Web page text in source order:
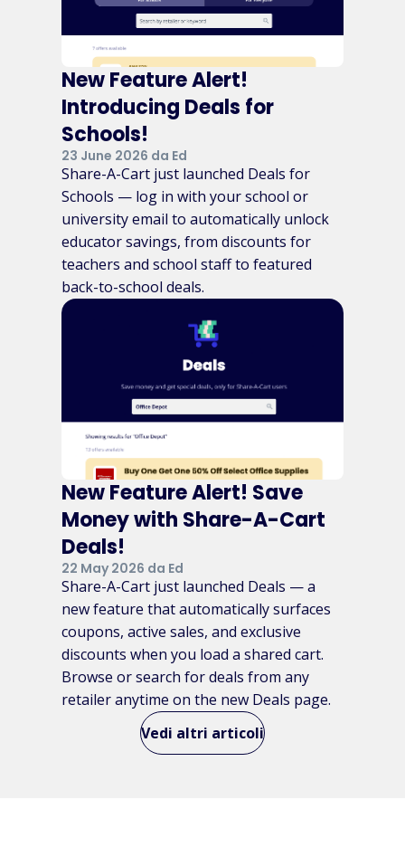
New Feature Alert!
Introducing Deals for
Schools!
23 June 2026 da Ed
Share-A-Cart just launched Deals for
Schools — log in with your school or
university email to automatically unlock
educator savings, from discounts for
teachers and school staff to featured
back-to-school deals.
New Feature Alert! Save
Money with Share-A-Cart
Deals!
22 May 2026 da Ed
Share-A-Cart just launched Deals — a
new feature that automatically surfaces
coupons, active sales, and exclusive
discounts when you load a shared cart.
Browse or search for deals from any
retailer anytime on the new Deals page.
Vedi altri articoli